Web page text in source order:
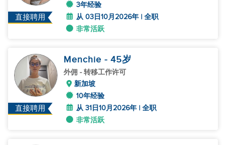
直接聘用
3年经验
从 03日10月2026年 | 全职
非常活跃
直接聘用
Menchie - 45岁
外佣 - 转移工作许可
新加坡
10年经验
从 31日10月2026年 | 全职
非常活跃